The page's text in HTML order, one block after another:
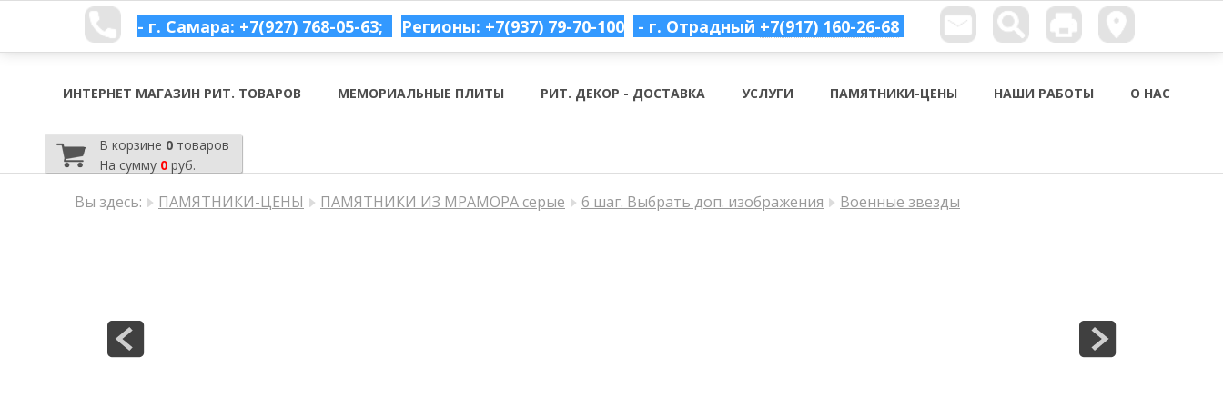
- г. Самара: +7(927) 768-05-63; Регионы: +7(937) 79-70-100 - г. Отрадный +7(917) 160-26-68
ИНТЕРНЕТ МАГАЗИН РИТ. ТОВАРОВ МЕМОРИАЛЬНЫЕ ПЛИТЫ РИТ. ДЕКОР - ДОСТАВКА УСЛУГИ ПАМЯТНИКИ-ЦЕНЫ НАШИ РАБОТЫ О НАС
В корзине 0товаров
На сумму 0руб.
Вы здесь: ПАМЯТНИКИ-ЦЕНЫ ПАМЯТНИКИ ИЗ МРАМОРА серые 6 шаг. Выбрать доп. изображения Военные звезды